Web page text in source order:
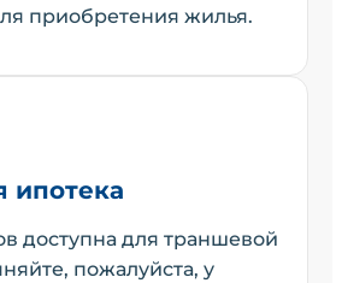
приобретения жилья.
ипотека
доступна для траншевой
пожалуйста, у